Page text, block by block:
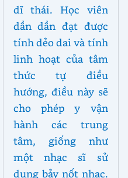
dĩ thái. Học viên
dần dần đạt được
tính dẻo dai và tính
linh hoạt của tâm
thức tự điều
hướng, điều này sẽ
cho phép y vận
hành các trung
tâm, giống như
một nhạc sĩ sử
dụng bảy nốt nhạc.